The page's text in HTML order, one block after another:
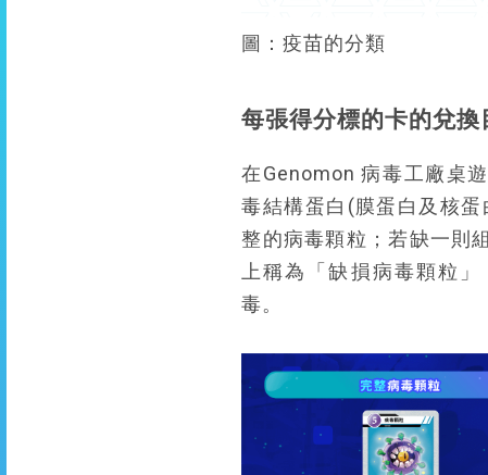
圖：疫苗的分類
每張得分標的卡的兌換
在Genomon 病毒工廠桌
毒結構蛋白(膜蛋白及核
整的病毒顆粒；若缺一則
上稱為「缺損病毒顆粒
毒。